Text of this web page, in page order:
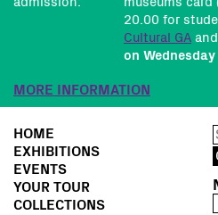
20.00 for
Cultural GA
on Wednesday
MORE INFORMATION
HOME
EXHIBITIONS
EVENTS
YOUR TOUR
COLLECTIONS